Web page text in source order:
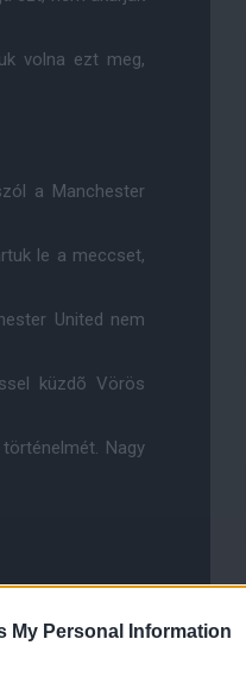
My Personal Information
volna ezt meg,
a Manchester
le a meccset,
United nem
küzdõ Vörös
Nagy